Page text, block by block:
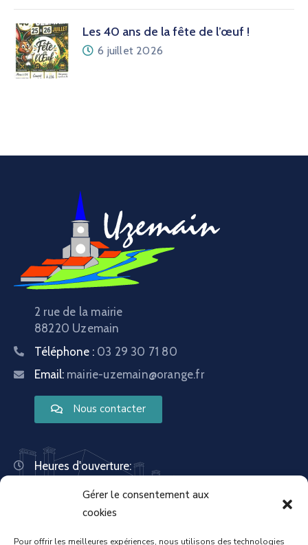
Gérer le consentement aux
cookies
Pour offrir les meilleures expériences, nous utilisons des technologies
Les 40 ans de la fête de l’œuf !
6 juillet 2026
2 rue de la mairie
88220 Uzemain
Téléphone : 03 29 30 71 80
Email: mairie-uzemain@orange.fr
Nous contacter
Heures d'ouverture:
Mardi : 13:30 – 18:00
Mercredi : 08:30 – 12:00 | 14:00 – 17:00
Vendredi : 08:30 – 12:00 | 14:00 – 17:00